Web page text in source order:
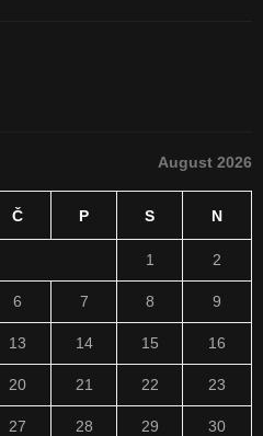
August 2026
Č P S N
1 2
6 7 8 9
13 14 15 16
20 21 22 23
27 28 29 30